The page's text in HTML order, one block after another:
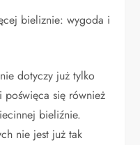
bieliznie: wygoda i
dotyczy już tylko
poświęca się również
bieliźnie.
nie jest już tak